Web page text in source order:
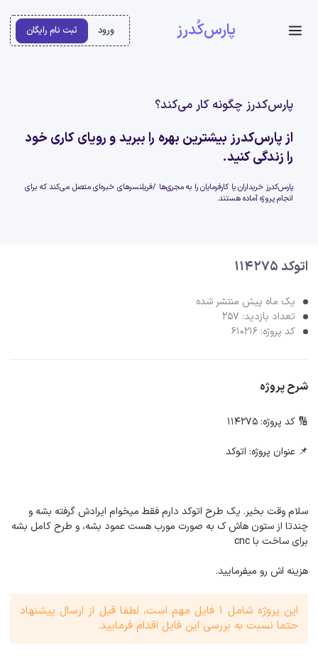
پارس‌کُدرز ورود ثبت نام رایگان
پارس‌کدرز چگونه کار می‌کند؟
از پارس‌کدرز بیشترین بهره را ببرید و رویای کاری خود
را زندگی کنید.
پارس‌کدرز خریداران یا کارفرمایان را به مجری‌ها /فریلنسرهای خبره‌ای متصل می‌کند که برای
انجام پروژه آماده هستند.
اتوکد 114275
یک ماه پیش منتشر شده
تعداد بازدید: 257
کد پروژه: 610216
شرح پروژه
🔢 کد پروژه: 114275
📌 عنوان پروژه: اتوکد
سلام وقت بخیر. یک طرح اتوکد دارم فقط میخوام ایرادش گرفته بشه و
چندتا از ستون هاش ک به صورت مورب هست عمود بشه، و طرح کامل بشه
برای ساخت با cnc
هزینه اش رو میفرمایید.
این پروژه شامل 1 فایل مهم است، لطفا قبل از ارسال پیشنهاد
حتما نسبت به بررسی این فایل اقدام فرمایید.